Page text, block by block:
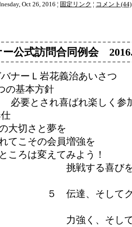
Oct 26, 2016 ¦ 固定リンク ¦ コメント(44)
ー公式訪問合同例会
ナーＬ岩花義治あいさつ
の基本方針
必要とされ喜ばれ楽しく参
大切さと夢を
てこその会員増強を
ころは変えてみよう！
る喜びを味
そしてクラ
、そして前